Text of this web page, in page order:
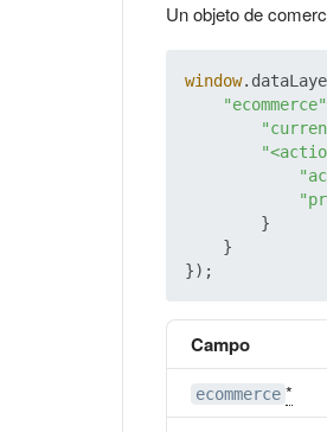
Un objeto de
window.
"ecommerce"
        }
    }
Campo
ecommerce *